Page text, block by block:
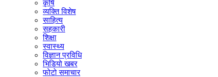
कृषि
व्यक्ति विशेष
साहित्य
सहकारी
शिक्षा
स्वास्थ्य
विज्ञान प्रविधि
भिडियो खबर
फोटो समाचार